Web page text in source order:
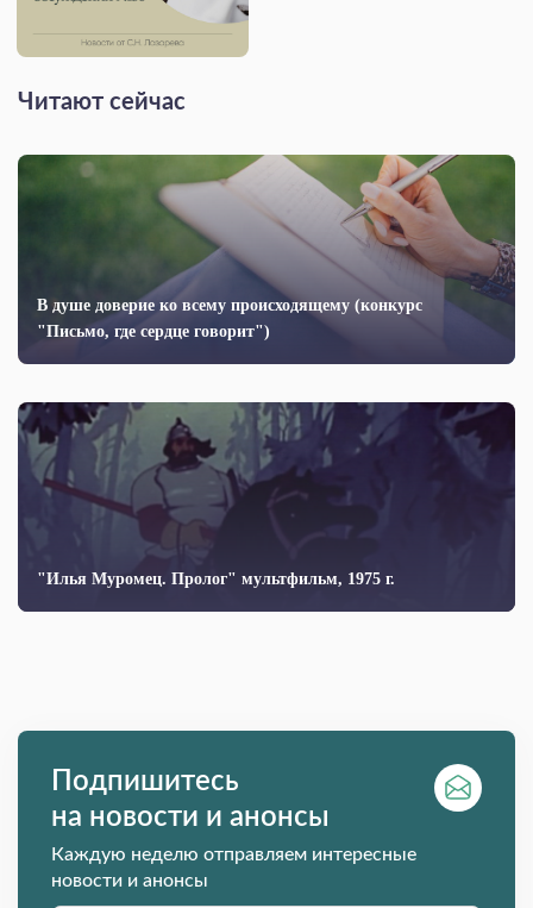
Читают сейчас
В душе доверие ко всему происходящему (конкурс
"Письмо, где сердце говорит")
"Илья Муромец. Пролог" мультфильм, 1975 г.
Подпишитесь
на новости и анонсы
Каждую неделю отправляем интересные
новости и анонсы